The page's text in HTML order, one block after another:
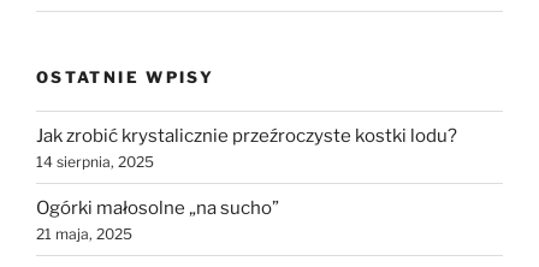
OSTATNIE WPISY
Jak zrobić krystalicznie przeźroczyste kostki lodu?
14 sierpnia, 2025
Ogórki małosolne „na sucho”
21 maja, 2025